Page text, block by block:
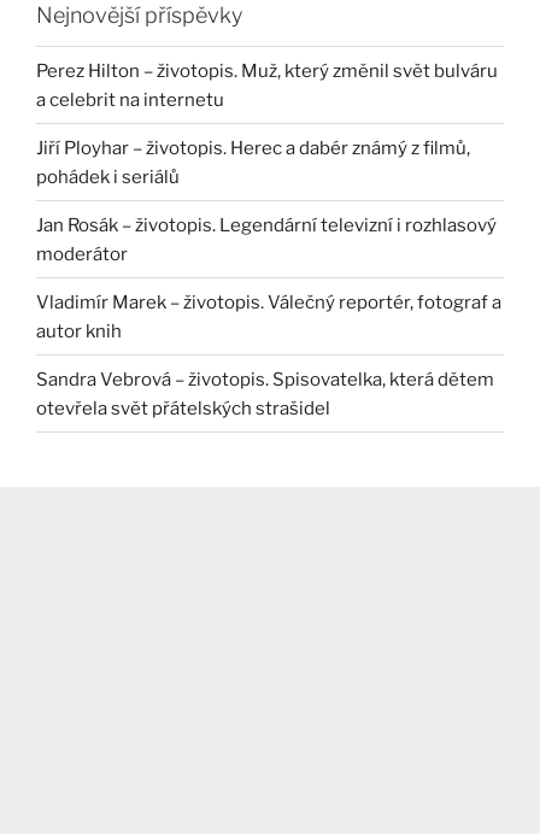
Nejnovější příspěvky
Perez Hilton – životopis. Muž, který změnil svět bulváru
a celebrit na internetu
Jiří Ployhar – životopis. Herec a dabér známý z filmů,
pohádek i seriálů
Jan Rosák – životopis. Legendární televizní i rozhlasový
moderátor
Vladimír Marek – životopis. Válečný reportér, fotograf a
autor knih
Sandra Vebrová – životopis. Spisovatelka, která dětem
otevřela svět přátelských strašidel